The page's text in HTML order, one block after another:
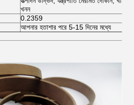
খনন
0.2359
আপনার হতাশার পরে 5-15 দিনের মধ্যে